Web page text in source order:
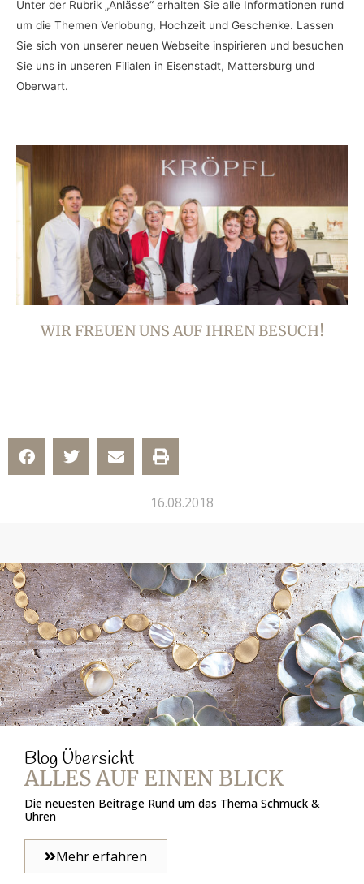
Unter der Rubrik „Anlässe“ erhalten Sie alle Informationen rund
um die Themen Verlobung, Hochzeit und Geschenke. Lassen
Sie sich von unserer neuen Webseite inspirieren und besuchen
Sie uns in unseren Filialen in Eisenstadt, Mattersburg und
Oberwart.
WIR FREUEN UNS AUF IHREN BESUCH!
16.08.2018
Blog Übersicht
ALLES AUF EINEN BLICK
Die neuesten Beiträge Rund um das Thema Schmuck &
Uhren
Mehr erfahren